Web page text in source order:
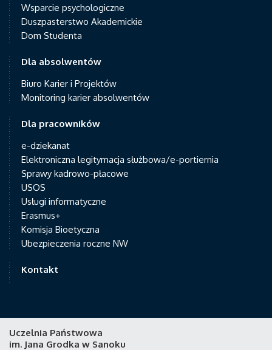
Wsparcie psychologiczne
Duszpasterstwo Akademickie
Dom Studenta
Dla absolwentów
Biuro Karier i Projektów
Monitoring karier absolwentów
Dla pracowników
e-dziekanat
Elektroniczna legitymacja służbowa/e-portiernia
Sprawy kadrowo-płacowe
USOS
Usługi informatyczne
Erasmus+
Komisja Bioetyczna
Ubezpieczenia roczne NW
Kontakt
Uczelnia Państwowa
im. Jana Grodka w Sanoku